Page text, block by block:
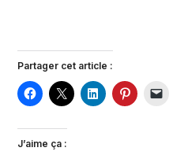
Partager cet article :
J’aime ça :